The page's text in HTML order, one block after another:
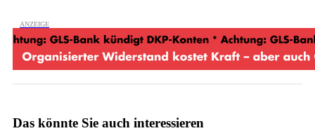
Das könnte Sie auch interessieren